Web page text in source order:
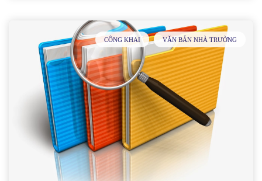
CÔNG KHAI VĂN BẢN NHÀ TRƯỜNG